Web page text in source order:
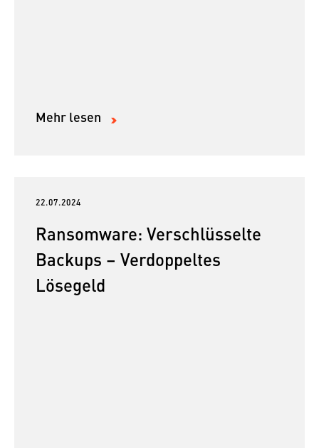
Mehr lesen
22.07.2024
Ransomware: Verschlüsselte
Backups – Verdoppeltes
Lösegeld